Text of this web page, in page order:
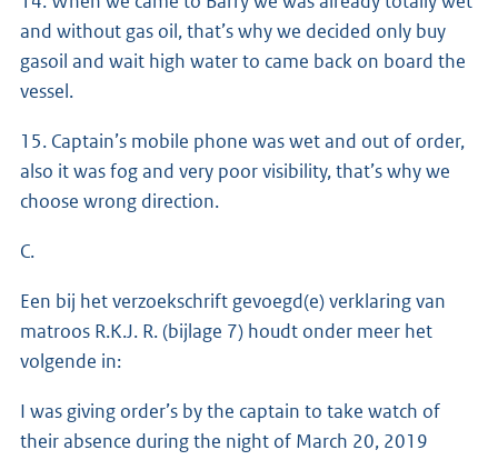
and without gas oil, that’s why we decided only buy
gasoil and wait high water to came back on board the
vessel.
15. Captain’s mobile phone was wet and out of order,
also it was fog and very poor visibility, that’s why we
choose wrong direction.
C.
Een bij het verzoekschrift gevoegd(e) verklaring van
matroos R.K.J. R. (bijlage 7) houdt onder meer het
volgende in:
I was giving order’s by the captain to take watch of
their absence during the night of March 20, 2019